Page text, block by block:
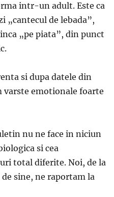
intr-un adult. Este ca
„cantecul de lebada”,
„pe piata”, din punct
si dupa datele din
emotionale foarte
nu ne face in niciun
si cea
total diferite. Noi, de la
sine, ne raportam la